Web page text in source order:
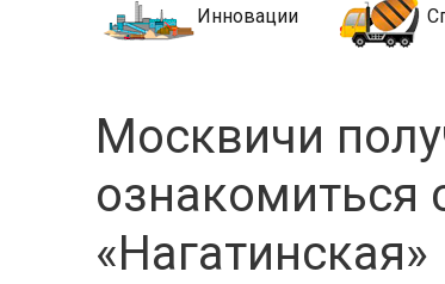
Инновации
Москвичи
ознакомиться
«Нагатинская»